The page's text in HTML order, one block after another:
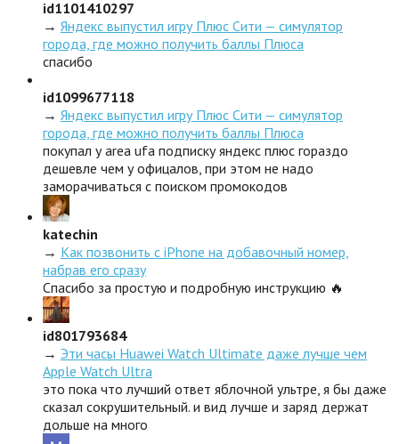
id1101410297
→ Яндекс выпустил игру Плюс Сити — симулятор
города, где можно получить баллы Плюса
спасибо
id1099677118
→ Яндекс выпустил игру Плюс Сити — симулятор
города, где можно получить баллы Плюса
покупал у area ufa подписку яндекс плюс гораздо
дешевле чем у офицалов, при этом не надо
заморачиваться с поиском промокодов
katechin
→ Как позвонить с iPhone на добавочный номер,
набрав его сразу
Спасибо за простую и подробную инструкцию 🔥
id801793684
→ Эти часы Huawei Watch Ultimate даже лучше чем
Apple Watch Ultra
это пока что лучший ответ яблочной ультре, я бы даже
сказал сокрушительный. и вид лучше и заряд держат
дольше на много